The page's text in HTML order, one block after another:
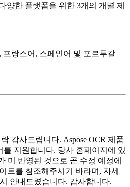
양한 플랫폼을 위한 3개의 개별 제
랑스어, 스페인어 및 포르투갈
감사드립니다. Aspose OCR 제품
를 지원합니다. 당사 홈페이지에 있
미 반영된 것으로 곧 수정 예정에
트를 참조해주시기 바라며, 자세
안내드렸습니다. 감사합니다.